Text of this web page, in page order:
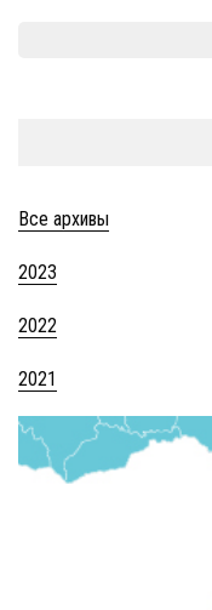
Все архивы
2023
2022
2021